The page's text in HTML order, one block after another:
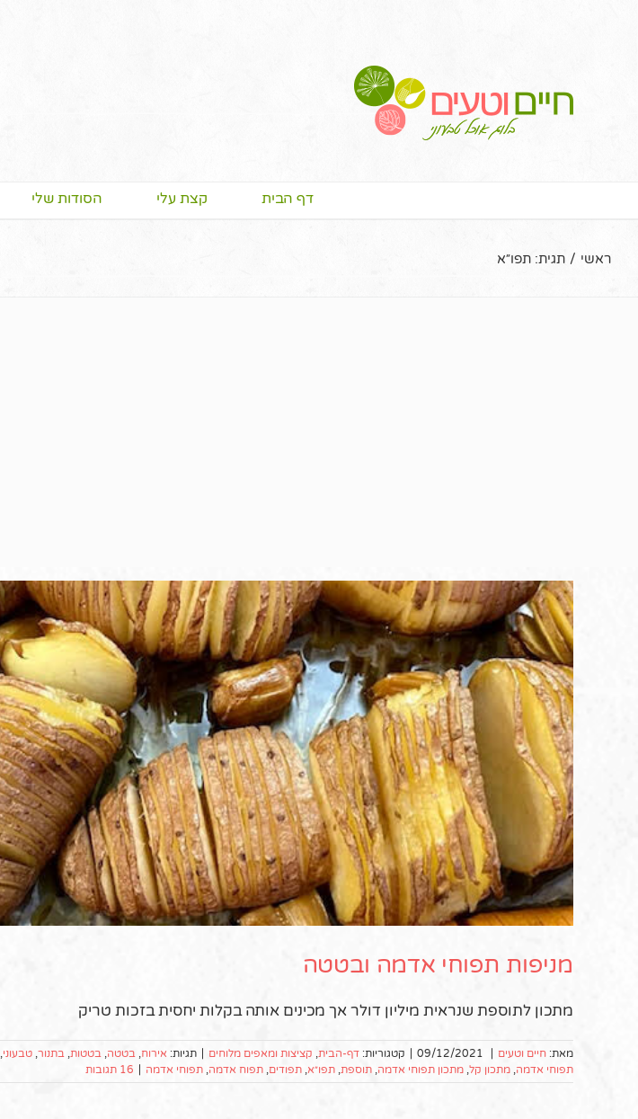
דף הבית קצת עלי הסודות שלי
ראשי / תגית: תפו״א
מניפות תפוחי אדמה ובטטה
מתכון לתוספת שנראית מיליון דולר אך מכינים אותה בקלות יחסית בזכות טריק
מאת: חיים וטעים 09/12/2021 קטגוריות: דף-הבית, קציצות ומאפים מלוחים תגיות: אירוח, בטטה, בטטות, בתנור, טבעוני,
תפוחי אדמה, מתכון קל, מתכון תפוחי אדמה, תוספת, תפו״א, תפודים, תפוח אדמה, תפוחי אדמה 16 תגובות